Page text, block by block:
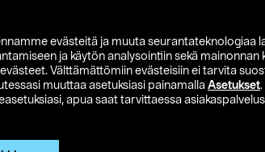
evästeitä ja muuta seurantateknologiaa
ja käytön analysointiin sekä
Välttämättömiin evästeisiin ei tarvita
muuttaa asetuksiasi painamalla Asetukset.
apua saat tarvittaessa